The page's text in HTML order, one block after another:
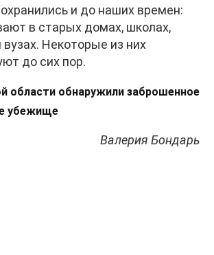
и до наших времен:
в старых домах, школах,
Некоторые из них
до сих пор.
области обнаружили заброшенное
убежище
Валерия Бондарь